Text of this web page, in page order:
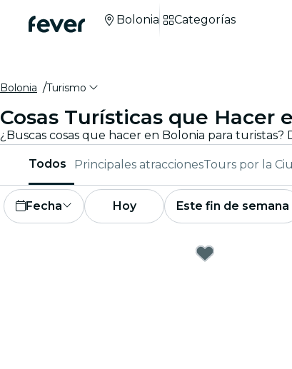
Bolonia Categorías
Bolonia Turismo
Cosas Turísticas que Hacer
Todos Principales atraccionesTours por la
Fecha Hoy Este fin de semana